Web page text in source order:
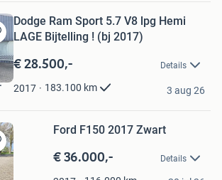
Dodge Ram Sport 5.7 V8 lpg Hemi
LAGE Bijtelling ! (bj 2017)
€ 28.500,- Details
2017 183.100 km 3 aug 26
Ford F150 2017 Zwart
€ 36.000,- Details